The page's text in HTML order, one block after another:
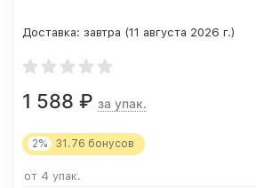
Доставка: завтра (11 августа 2026 г.)
1 588 ₽ за упак.
2% 31.76 бонусов
от 4 упак.